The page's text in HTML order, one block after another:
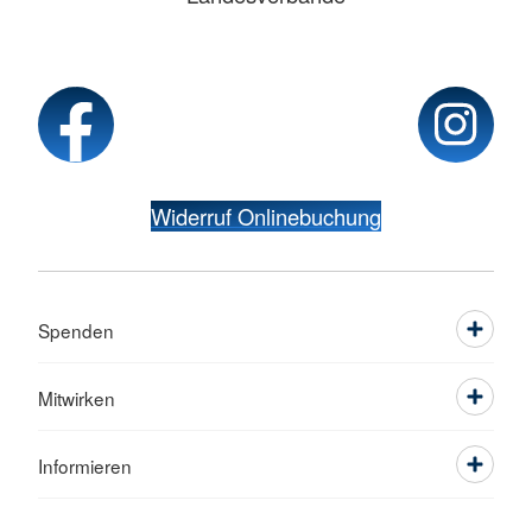
Widerruf Onlinebuchung
Spenden
Mitwirken
Informieren